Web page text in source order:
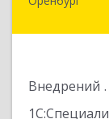
Внедрений